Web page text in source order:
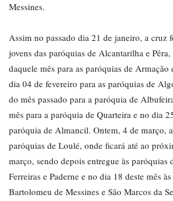
Messines.
Assim no passado dia 21 de janeiro, a cruz
jovens das paróquias de Alcantarilha e
daquele mês para as paróquias de Armação
dia 04 de fevereiro para as paróquias de
do mês passado para a paróquia de
mês para a paróquia de Quarteira e no dia
paróquia de Almancil. Ontem, 4 de março,
paróquias de Loulé, onde ficará até ao
março, sendo depois entregue às paróquias
Ferreiras e Paderne e no dia 18 deste mês
Bartolomeu de Messines e São Marcos da